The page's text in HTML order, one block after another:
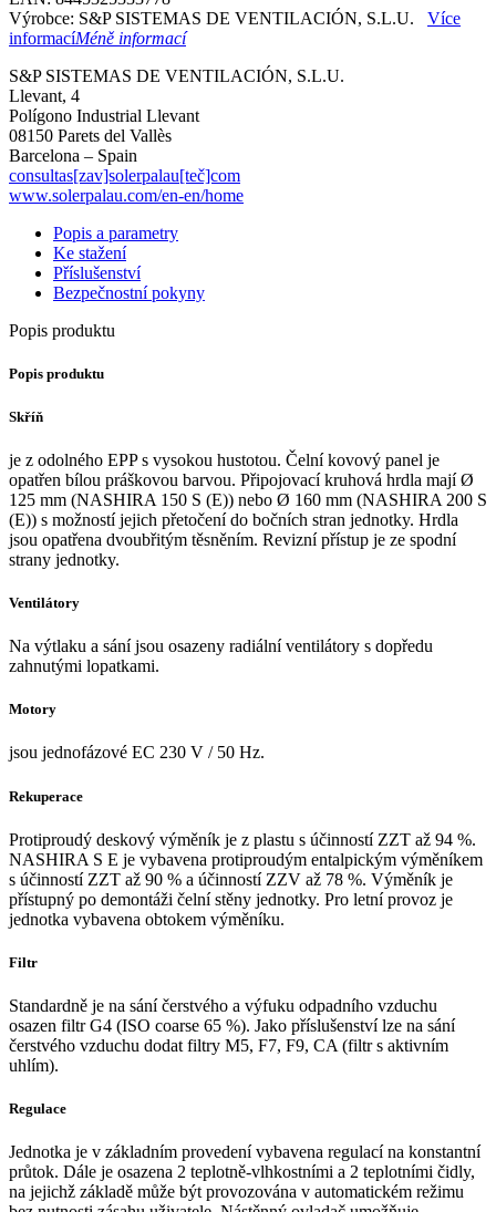
Výrobce: S&P SISTEMAS DE VENTILACIÓN, S.L.U. Více
informacíMéně informací
S&P SISTEMAS DE VENTILACIÓN, S.L.U.
Llevant, 4
Polígono Industrial Llevant
08150 Parets del Vallès
Barcelona – Spain
consultas[zav]solerpalau[teč]com
www.solerpalau.com/en-en/home
Popis a parametry
Ke stažení
Příslušenství
Bezpečnostní pokyny
Popis produktu
Popis produktu
Skříň
je z odolného EPP s vysokou hustotou. Čelní kovový panel je
opatřen bílou práškovou barvou. Připojovací kruhová hrdla mají Ø
125 mm (NASHIRA 150 S (E)) nebo Ø 160 mm (NASHIRA 200 S
(E)) s možností jejich přetočení do bočních stran jednotky. Hrdla
jsou opatřena dvoubřitým těsněním. Revizní přístup je ze spodní
strany jednotky.
Ventilátory
Na výtlaku a sání jsou osazeny radiální ventilátory s dopředu
zahnutými lopatkami.
Motory
jsou jednofázové EC 230 V / 50 Hz.
Rekuperace
Protiproudý deskový výměník je z plastu s účinností ZZT až 94 %.
NASHIRA S E je vybavena protiproudým entalpickým výměníkem
s účinností ZZT až 90 % a účinností ZZV až 78 %. Výměník je
přístupný po demontáži čelní stěny jednotky. Pro letní provoz je
jednotka vybavena obtokem výměníku.
Filtr
Standardně je na sání čerstvého a výfuku odpadního vzduchu
osazen filtr G4 (ISO coarse 65 %). Jako příslušenství lze na sání
čerstvého vzduchu dodat filtry M5, F7, F9, CA (filtr s aktivním
uhlím).
Regulace
Jednotka je v základním provedení vybavena regulací na konstantní
průtok. Dále je osazena 2 teplotně-vlhkostními a 2 teplotními čidly,
na jejichž základě může být provozována v automatickém režimu